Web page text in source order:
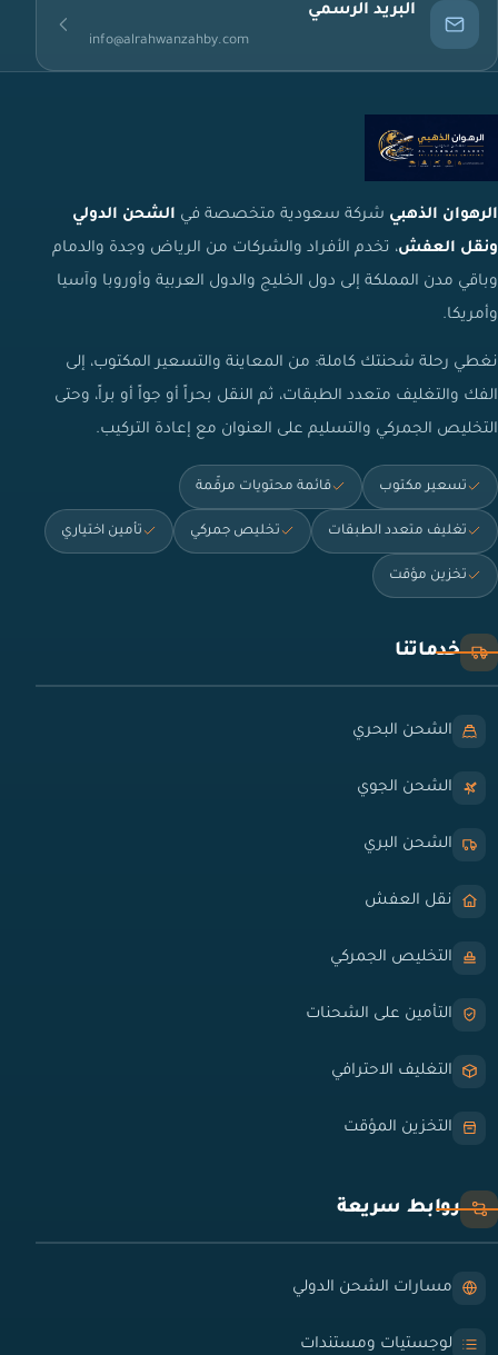
البريد الرسمي
info@alrahwanzahby.com
الرهوان الذهبي شركة سعودية متخصصة في الشحن الدولي
ونقل العفش، تخدم الأفراد والشركات من الرياض وجدة والدمام
وباقي مدن المملكة إلى دول الخليج والدول العربية وأوروبا وآسيا
وأمريكا.
نغطي رحلة شحنتك كاملة: من المعاينة والتسعير المكتوب، إلى
الفك والتغليف متعدد الطبقات، ثم النقل بحراً أو جواً أو براً، وحتى
التخليص الجمركي والتسليم على العنوان مع إعادة التركيب.
تسعير مكتوب قائمة محتويات مرقّمة
تغليف متعدد الطبقات تخليص جمركي تأمين اختياري
تخزين مؤقت
خدماتنا
الشحن البحري
الشحن الجوي
الشحن البري
نقل العفش
التخليص الجمركي
التأمين على الشحنات
التغليف الاحترافي
التخزين المؤقت
روابط سريعة
مسارات الشحن الدولي
لوجستيات ومستندات